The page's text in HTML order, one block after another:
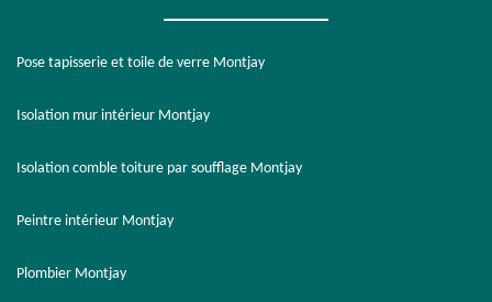
Pose tapisserie et toile de verre Montjay
Isolation mur intérieur Montjay
Isolation comble toiture par soufflage Montjay
Peintre intérieur Montjay
Plombier Montjay